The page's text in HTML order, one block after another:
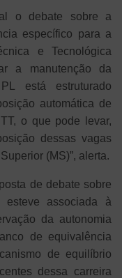
o debate sobre a
específico para a
e Tecnológica
a manutenção da
está estruturado
automática de
o que pode levar,
dessas vagas
(MS)”, alerta.
de debate sobre
associada à
da autonomia
de equivalência
de equilíbrio
dessa carreira